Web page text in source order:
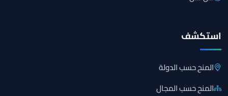
استكشف
المنح حسب الدولة
المنح حسب المجال